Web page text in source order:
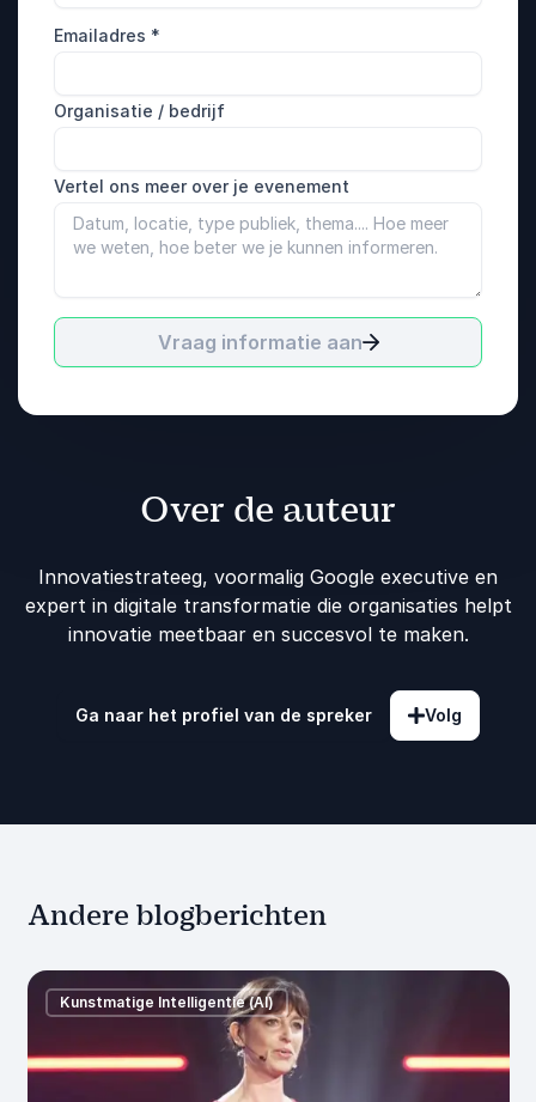
Emailadres *
Organisatie / bedrijf
Vertel ons meer over je evenement
Vraag informatie aan
Over de auteur
Innovatiestrateeg, voormalig Google executive en
expert in digitale transformatie die organisaties helpt
innovatie meetbaar en succesvol te maken.
Ga naar het profiel van de spreker Volg
Andere blogberichten
Kunstmatige Intelligentie (AI)